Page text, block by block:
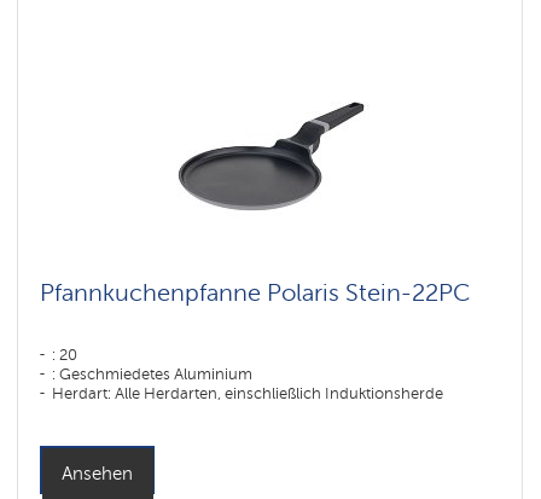
Pfannkuchenpfanne Polaris Stein-22PC
: 20
: Geschmiedetes Aluminium
Herdart: Alle Herdarten, einschließlich Induktionsherde
Ansehen